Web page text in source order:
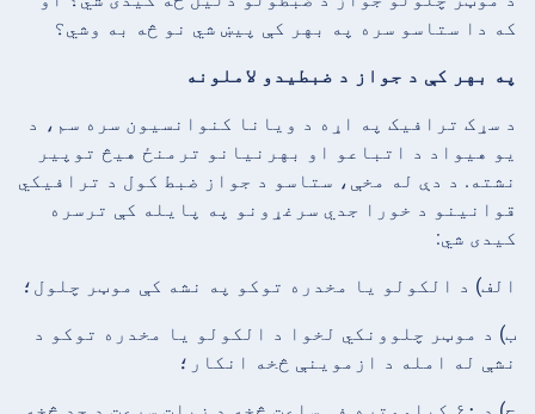
که دا ستاسو سره په بهر کې پیښ شي نو څه به وشي؟
په بهر کې د جواز د ضبطیدو لاملونه
د سړک ترافیک په اړه د ویانا کنوانسیون سره سم، د
یو هیواد د اتباعو او بهرنیانو ترمنځ هیڅ توپیر
نشته. د دې له مخې، ستاسو د جواز ضبط کول د ترافیکي
قوانینو د خورا جدي سرغړونو په پایله کې ترسره
کیدی شي:
الف) د الکولو یا مخدره توکو په نشه کې موټر چلول؛
ب) د موټر چلوونکي لخوا د الکولو یا مخدره توکو د
نشې له امله د ازموینې څخه انکار؛